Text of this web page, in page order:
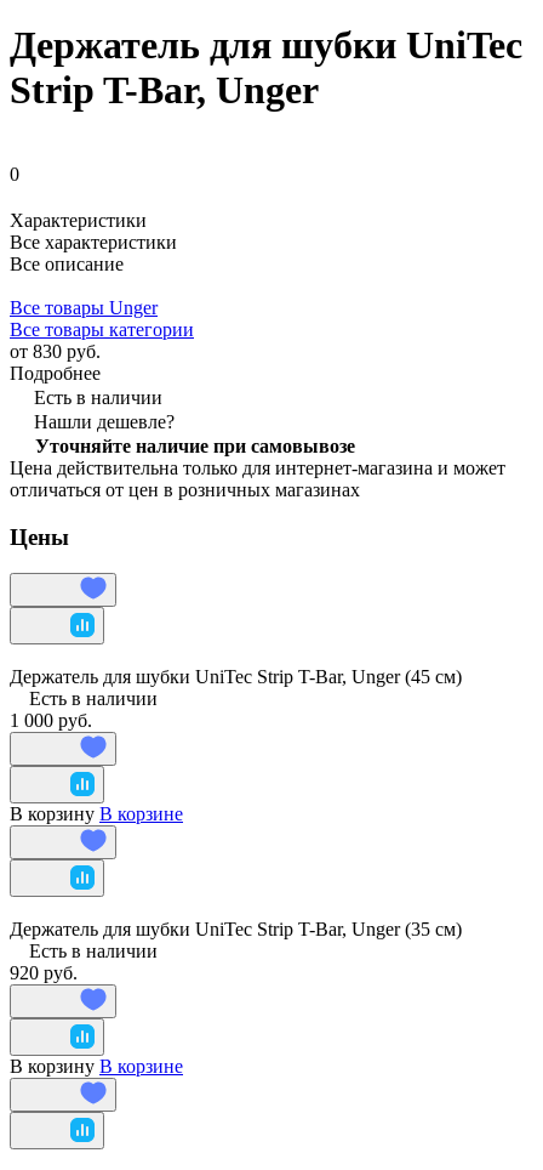
Держатель для шубки UniTec
Strip T-Bar, Unger
0
Характеристики
Все характеристики
Все описание
Все товары Unger
Все товары категории
от 830 руб.
Подробнее
Есть в наличии
Нашли дешевле?
Уточняйте наличие при самовывозе
Цена действительна только для интернет-магазина и может
отличаться от цен в розничных магазинах
Цены
Держатель для шубки UniTec Strip T-Bar, Unger (45 см)
Есть в наличии
1 000 руб.
В корзину В корзине
Держатель для шубки UniTec Strip T-Bar, Unger (35 см)
Есть в наличии
920 руб.
В корзину В корзине